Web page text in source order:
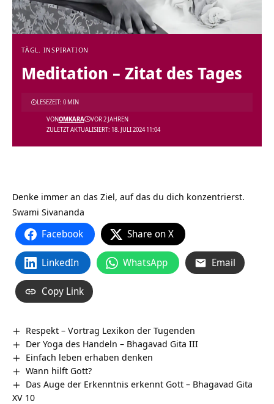
TÄGL. INSPIRATION
Meditation – Zitat des Tages
ZULETZT AKTUALISIERT: 18. JULI 2024 11:04
VONOMKARA VOR 2 JAHREN
LESEZEIT: 0 MIN
Denke immer an das Ziel, auf das du dich konzentrierst.
Swami Sivananda
Facebook Share on X
LinkedIn WhatsApp Email
Copy Link
Respekt – Vortrag Lexikon der Tugenden
Der Yoga des Handeln – Bhagavad Gita III
Einfach leben erhaben denken
Wann hilft Gott?
Das Auge der Erkenntnis erkennt Gott – Bhagavad Gita
XV 10